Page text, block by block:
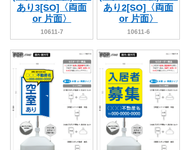
あり3[SO]〈両面
or 片面〉
10611-7
あり2[SO]〈両面
or 片面〉
10611-6